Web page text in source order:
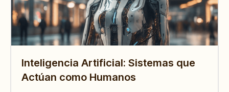
Inteligencia Artificial: Sistemas que
Actúan como Humanos